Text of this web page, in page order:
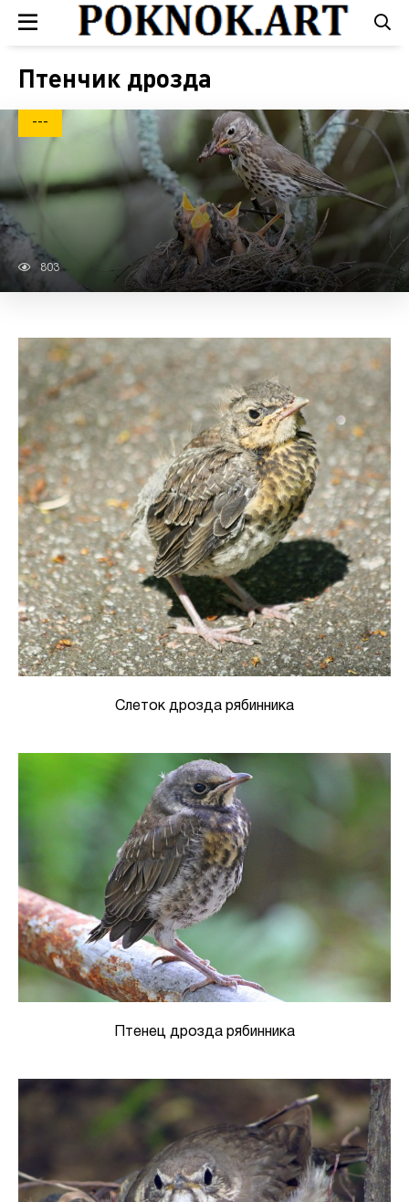
Птенчик дрозда
---
803
Слеток дрозда рябинника
Птенец дрозда рябинника